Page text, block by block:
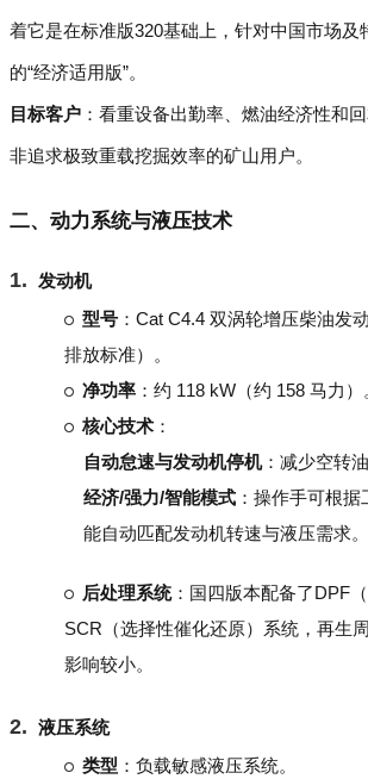
着它是在标准版320基础上，针对中国市场及
的“经济适用版”。
目标客户 ：看重设备出勤率、燃油经济性和
非追求极致重载挖掘效率的矿山用户。
二、动力系统与液压技术
发动机
型号 ：Cat C4.4 双涡轮增压柴油发
排放标准）。
净功率 ：约 118 kW（约 158 马力）
核心技术 ：
自动怠速与发动机停机：减少空转油
经济/强力/智能模式 ：操作手可根
能自动匹配发动机转速与液压需求。
后处理系统：国四版本配备了DPF
SCR（选择性催化还原）系统，再生
影响较小。
液压系统
类型 ：负载敏感液压系统。